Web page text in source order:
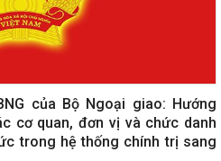
của Bộ Ngoại giao: Hướng
cơ quan, đơn vị và chức danh
trong hệ thống chính trị sang